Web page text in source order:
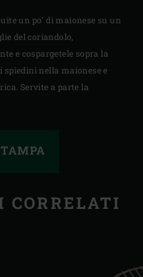
un po’ di maionese su un
del coriandolo,
e cospargetele sopra la
spiedini nella maionese e
Servite a parte la
CORRELATI